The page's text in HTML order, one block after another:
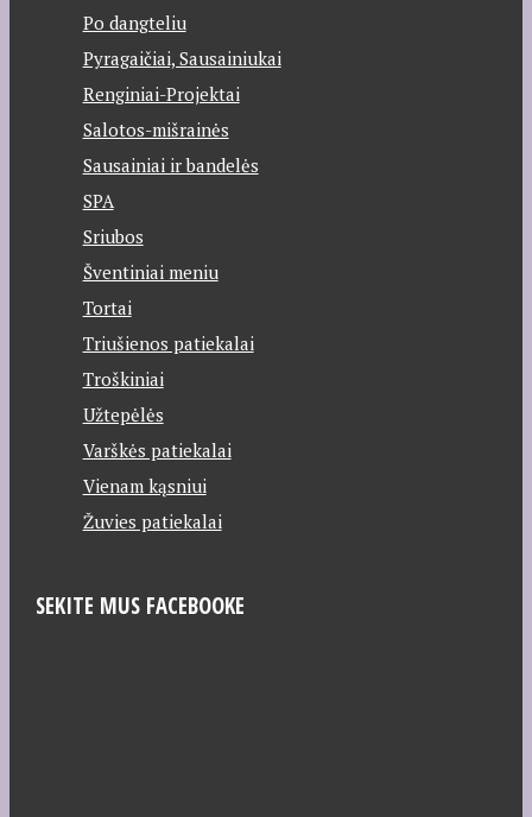
Po dangteliu
Pyragaičiai, Sausainiukai
Renginiai-Projektai
Salotos-mišrainės
Sausainiai ir bandelės
SPA
Sriubos
Šventiniai meniu
Tortai
Triušienos patiekalai
Troškiniai
Užtepėlės
Varškės patiekalai
Vienam kąsniui
Žuvies patiekalai
SEKITE MUS FACEBOOKE